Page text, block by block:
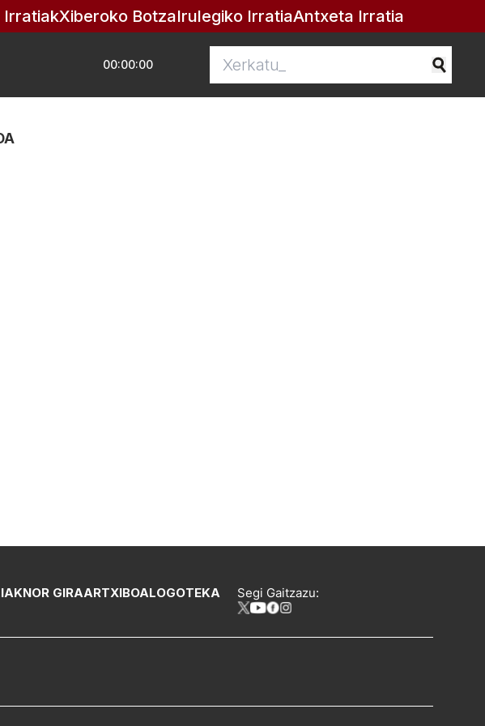
IrratiakXiberoko BotzaIrulegiko IrratiaAntxeta Irratia
00:00:00
NOR GIRAARTXIBOALOGOTEKA
Segi Gaitzazu: